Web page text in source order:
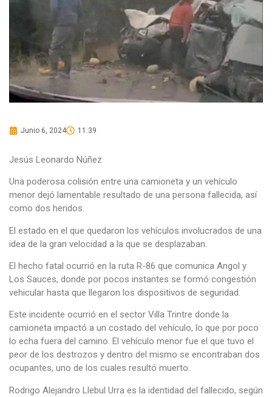
Junio 6, 2024 11:39
Jesús Leonardo Núñez
Una poderosa colisión entre una camioneta y un vehículo
menor dejó lamentable resultado de una persona fallecida, así
como dos heridos.
El estado en el que quedaron los vehículos involucrados de una
idea de la gran velocidad a la que se desplazaban.
El hecho fatal ocurrió en la ruta R-86 que comunica Angol y
Los Sauces, donde por pocos instantes se formó congestión
vehicular hasta que llegaron los dispositivos de seguridad.
Este incidente ocurrió en el sector Villa Trintre donde la
camioneta impactó a un costado del vehículo, lo que por poco
lo echa fuera del camino. El vehículo menor fue el que tuvo el
peor de los destrozos y dentro del mismo se encontraban dos
ocupantes, uno de los cuales resultó muerto.
Rodrigo Alejandro Llebul Urra es la identidad del fallecido, según